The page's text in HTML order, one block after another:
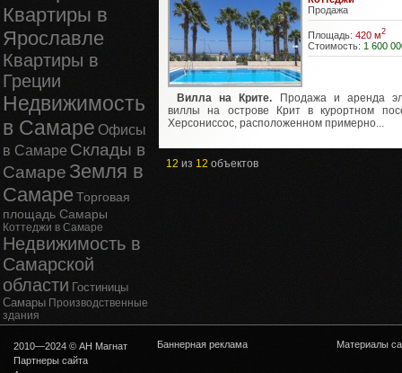
Квартиры в
Ярославле
Квартиры в
Греции
Недвижимость
в Самаре Офисы
в Самаре Склады в
Самаре Земля в
СамареТорговая
площадь Самары
Коттеджи в Самаре
Недвижимость в
Самарской
области Гостиницы
Самары Производственные
здания
Продажа
Площадь: 420 м2
Стоимость: 1 600
Вилла на Крите.
Продажа и аренда
виллы на острове Крит в курортном
Херсониссос, расположенном примерно...
12 из 12 объектов
2010—2024 © АН Магнат
Партнеры сайта
Баннерная реклама Материалы